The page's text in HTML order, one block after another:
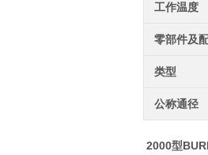
工作温度
零部件及
类型
公称通径
2000型